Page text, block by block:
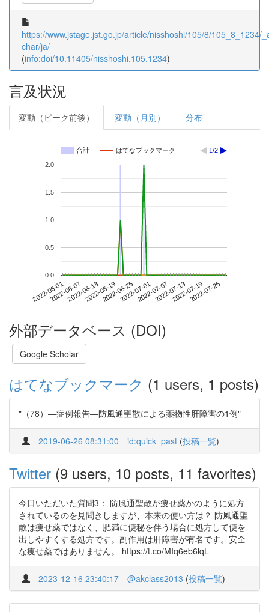
https://www.jstage.jst.go.jp/article/nisshoshi/105/8/105_8_1234/
char/ja/
(info:doi/10.11405/nisshoshi.105.1234)
言及状況
変動（ピーク前後） 変動（月別） 分布
合計 はてなブックマーク 1/2
2022-06-012022-06-072022-06-132022-06-192022-06-252022-07-012022-07-072022-07-132022-07-192022-07-25
0.0
0.5
1.0
1.5
2.0
外部データベース (DOI)
Google Scholar
はてなブックマーク (1 users, 1 posts)
"（78）―症例報告―防風通聖散による薬物性肝障害の1例"
2019-06-26 08:31:00 id:quick_past (投稿一覧)
Twitter (9 users, 10 posts, 11 favorites)
今日いただいた質問3： 防風通聖散が痩せ薬かのように処方
されているのを見聞きしますが、本来の使い方は？ 防風通聖
散は痩せ薬ではなく、肥満に便秘を伴う場合に処方して便を
出しやすくする処方です。副作用は肝障害が有名です。安全
な痩せ薬ではありません。 https://t.co/MIq6eb6lqL
2023-12-16 23:40:17 @akclass2013 (投稿一覧)